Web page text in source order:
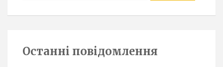
Останні повідомлення